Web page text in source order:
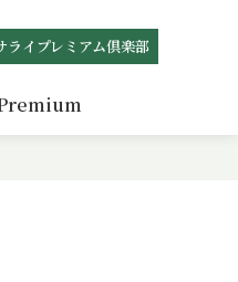
ライプレミアム倶楽部